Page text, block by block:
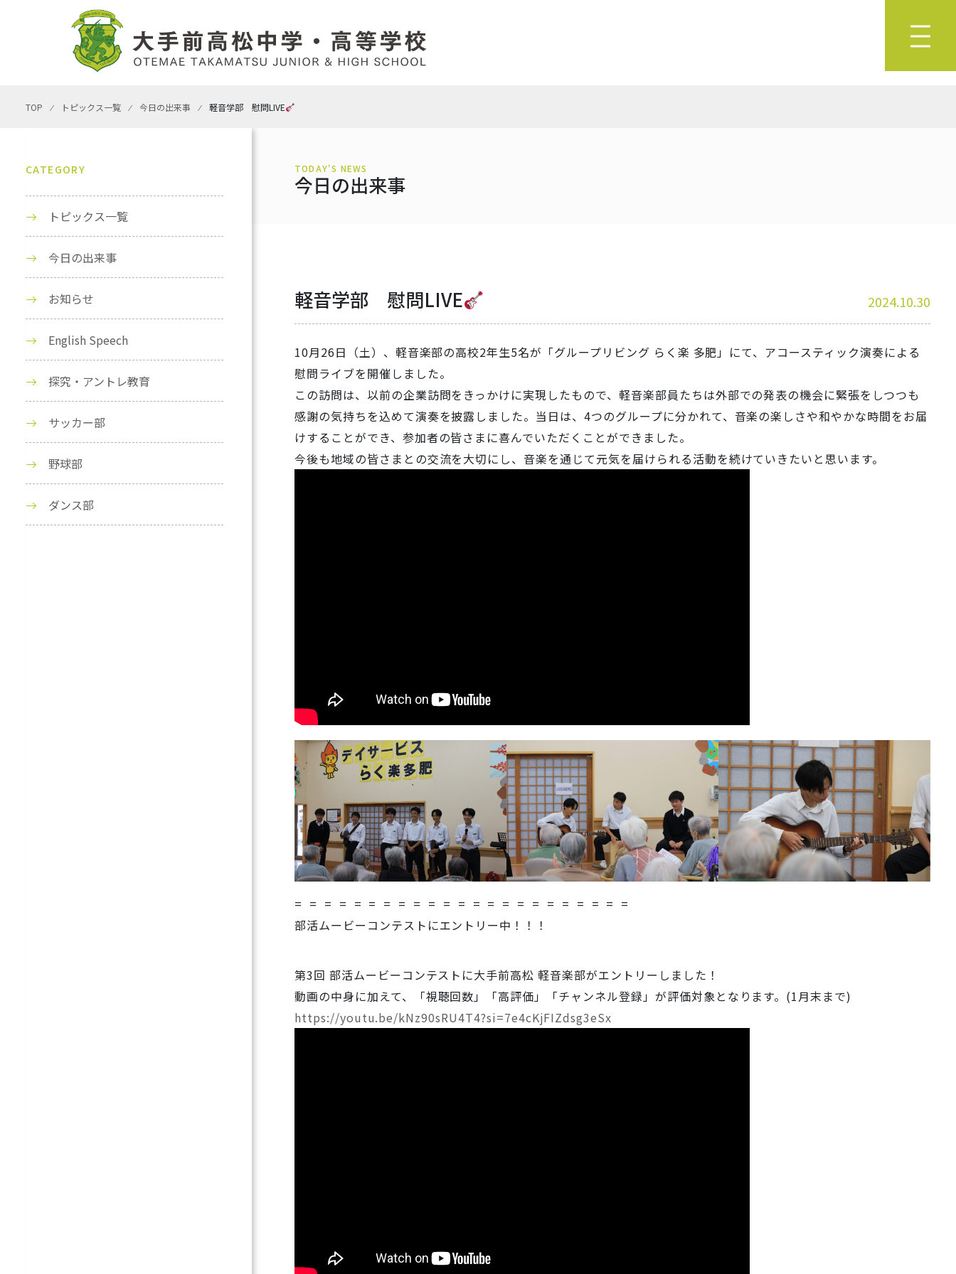
TOP ⁄ トピックス一覧 ⁄ 今日の出来事 ⁄ 軽音学部 慰問LIVE
TODAY'S NEWS
今日の出来事
軽音学部 慰問LIVE 2024.10.30
10月26日（土）、軽音楽部の高校2年生5名が「グループリビング らく楽 多肥」にて、アコースティック演奏による
慰問ライブを開催しました。
この訪問は、以前の企業訪問をきっかけに実現したもので、軽音楽部員たちは外部での発表の機会に緊張をしつつも
感謝の気持ちを込めて演奏を披露しました。当日は、4つのグループに分かれて、音楽の楽しさや和やかな時間をお届
けすることができ、参加者の皆さまに喜んでいただくことができました。
今後も地域の皆さまとの交流を大切にし、音楽を通じて元気を届けられる活動を続けていきたいと思います。
= = = = = = = = = = = = = = = = = = = = = = =
部活ムービーコンテストにエントリー中！！！
第3回 部活ムービーコンテストに大手前高松 軽音楽部がエントリーしました！
動画の中身に加えて、「視聴回数」「高評価」「チャンネル登録」が評価対象となります。(1月末まで)
https://youtu.be/kNz90sRU4T4?si=7e4cKjFIZdsg3eSx
CATEGORY
トピックス一覧
今日の出来事
お知らせ
English Speech
探究・アントレ教育
サッカー部
野球部
ダンス部